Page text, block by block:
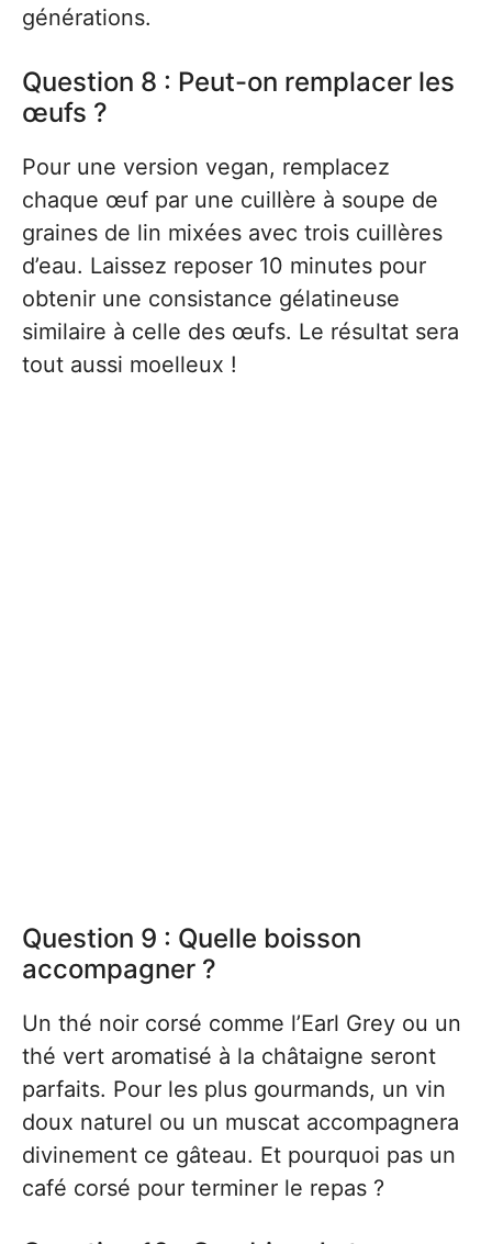
générations.
Question 8 : Peut-on remplacer les
œufs ?
Pour une version vegan, remplacez
chaque œuf par une cuillère à soupe de
graines de lin mixées avec trois cuillères
d’eau. Laissez reposer 10 minutes pour
obtenir une consistance gélatineuse
similaire à celle des œufs. Le résultat sera
tout aussi moelleux !
Question 9 : Quelle boisson
accompagner ?
Un thé noir corsé comme l’Earl Grey ou un
thé vert aromatisé à la châtaigne seront
parfaits. Pour les plus gourmands, un vin
doux naturel ou un muscat accompagnera
divinement ce gâteau. Et pourquoi pas un
café corsé pour terminer le repas ?